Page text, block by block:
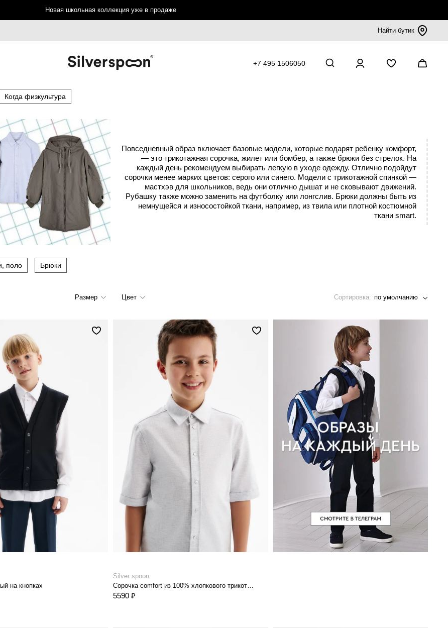
Новая школьная коллекция уже в продаже
Найти бутик
+7 495 1506050
Когда физкультура
Повседневный образ включает базовые модели, которые подарят ребенку комфорт,
— это трикотажная сорочка, жилет или бомбер, а также брюки без стрелок. На
каждый день рекомендуем выбирать легкую в уходе одежду. Отлично подойдут
сорочки менее марких цветов: серого или синего. Модели с трикотажной спинкой —
мастхэв для школьников, ведь они отлично дышат и не сковывают движений.
Рубашку также можно заменить на футболку или лонгслив. Брюки должны быть из
немнущейся и износостойкой ткани, например, из твила или плотной костюмной
ткани smart.
поло Брюки
Размер
164
Цвет Сортировка: по умолчанию
на кнопках
Silver spoon
5590 ₽